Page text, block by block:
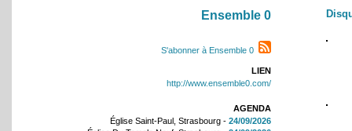
Ensemble 0
S'abonner à Ensemble 0
LIEN
http://www.ensemble0.com/
AGENDA
Église Saint-Paul, Strasbourg - 24/09/2026